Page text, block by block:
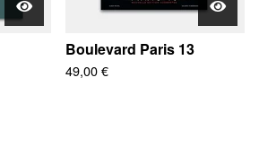
Boulevard Paris 13
49,00€